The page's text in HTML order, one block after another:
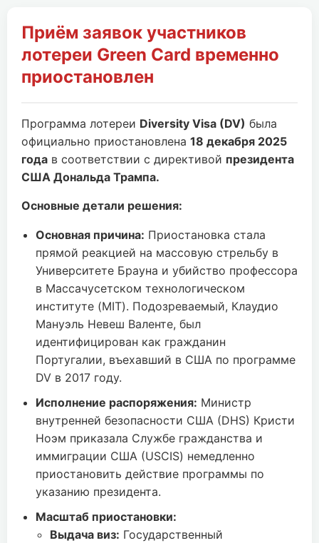
Приём заявок участников
лотереи Green Card временно
приостановлен
Программа лотереи Diversity Visa (DV) была
официально приостановлена 18 декабря 2025
года в соответствии с директивой президента
США Дональда Трампа.
Основные детали решения:
Основная причина: Приостановка стала
прямой реакцией на массовую стрельбу в
Университете Брауна и убийство профессора
в Массачусетском технологическом
институте (MIT). Подозреваемый, Клаудио
Мануэль Невеш Валенте, был
идентифицирован как гражданин
Португалии, въехавший в США по программе
DV в 2017 году.
Исполнение распоряжения: Министр
внутренней безопасности США (DHS) Кристи
Ноэм приказала Службе гражданства и
иммиграции США (USCIS) немедленно
приостановить действие программы по
указанию президента.
Масштаб приостановки:
Выдача виз: Государственный